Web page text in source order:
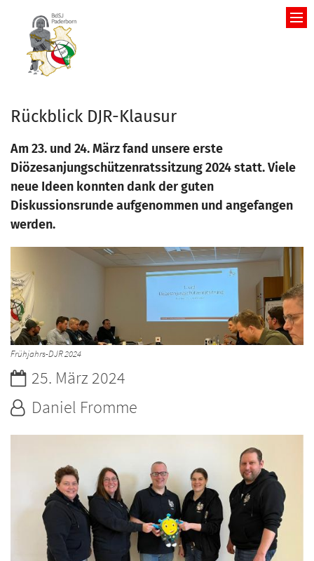
Rückblick DJR-Klausur
Am 23. und 24. März fand unsere erste
Diözesanjungschützenratssitzung 2024 statt. Viele
neue Ideen konnten dank der guten
Diskussionsrunde aufgenommen und angefangen
werden.
Frühjahrs-DJR 2024
Datum:
25. März 2024
Von:Daniel Fromme